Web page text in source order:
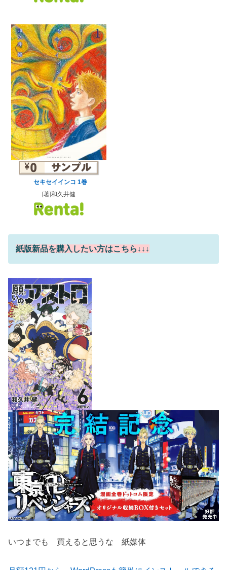
セキセイインコ 1巻
[著]和久井健
紙版新品を購入したい方はこちら↓↓↓
いつまでも 買えると思うな 紙媒体